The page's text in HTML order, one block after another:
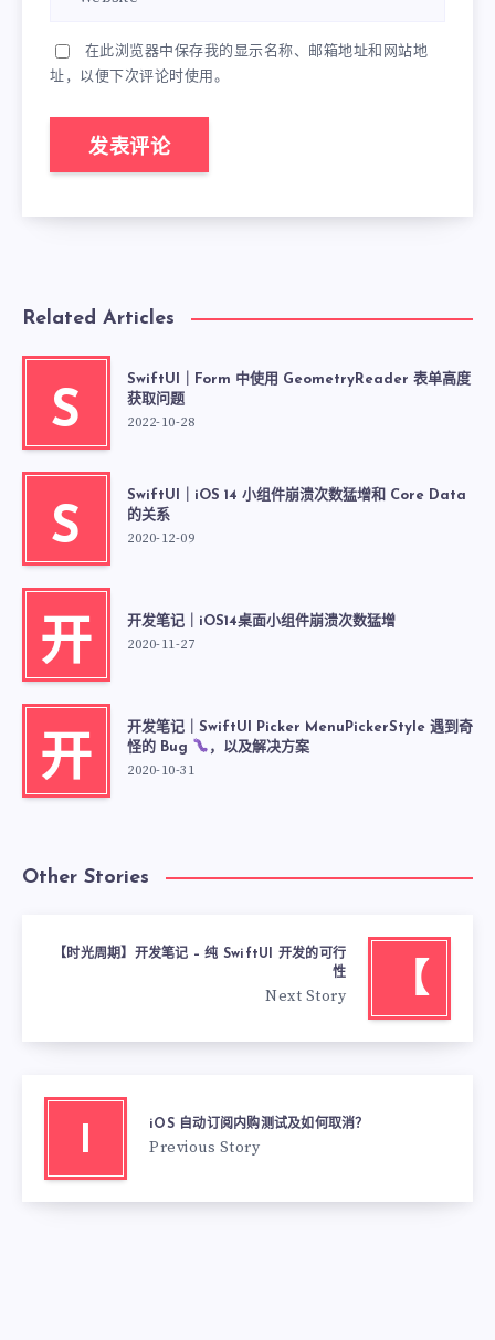
在此浏览器中保存我的显示名称、邮箱地址和网站地
址，以便下次评论时使用。
Related Articles
S
SwiftUI｜Form 中使用 GeometryReader 表单高度
获取问题
2022-10-28
S
SwiftUI｜iOS 14 小组件崩溃次数猛增和 Core Data
的关系
2020-12-09
开 开发笔记｜iOS14桌面小组件崩溃次数猛增
2020-11-27
开
开发笔记｜SwiftUI Picker MenuPickerStyle 遇到奇
怪的 Bug
，以及解决方案
2020-10-31
Other Stories
【
【时光周期】开发笔记 – 纯 SwiftUI 开发的可行
性
Next Story
I iOS 自动订阅内购测试及如何取消？
Previous Story